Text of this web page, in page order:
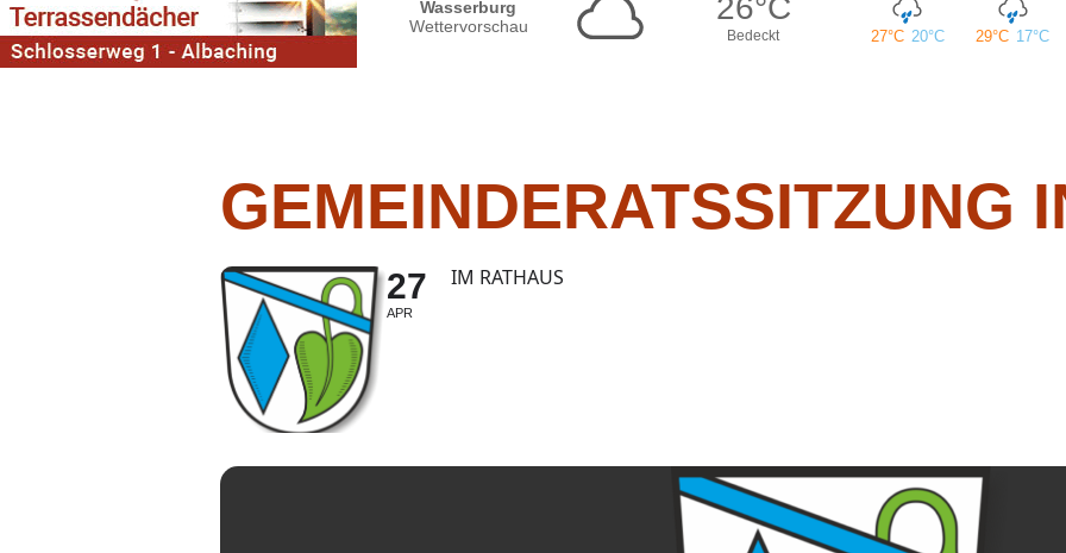
GEMEINDERATSSITZUNG
27
APR
IM RATHAUS